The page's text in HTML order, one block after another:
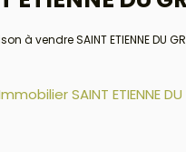
SAINT ETIENNE DU
SAINT ETIENNE DU